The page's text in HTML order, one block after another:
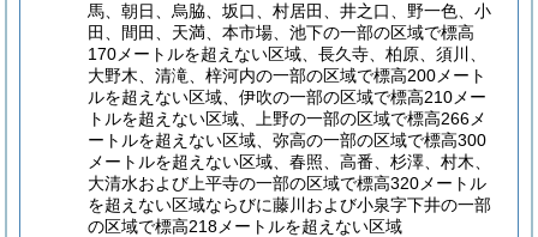
馬、朝日、烏脇、坂口、村居田、井之口、野一色、小
田、間田、天満、本市場、池下の一部の区域で標高
170メートルを超えない区域、長久寺、柏原、須川、
大野木、清滝、梓河内の一部の区域で標高200メート
ルを超えない区域、伊吹の一部の区域で標高210メー
トルを超えない区域、上野の一部の区域で標高266メ
ートルを超えない区域、弥高の一部の区域で標高300
メートルを超えない区域、春照、高番、杉澤、村木、
大清水および上平寺の一部の区域で標高320メートル
を超えない区域ならびに藤川および小泉字下井の一部
の区域で標高218メートルを超えない区域